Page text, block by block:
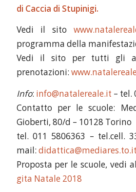
di Caccia di Stupinigi.
Vedi il sito
programma della
Vedi il sito per tutti gli
prenotazioni:
Info: info@natalereale.it – tel.
Contatto per le scuole:
Gioberti, 80/d – 10128 Torino
tel. 011 5806363 – tel.cell.
mail: didattica@mediares.to.it
Proposta per le scuole, vedi
gita Natale 2018